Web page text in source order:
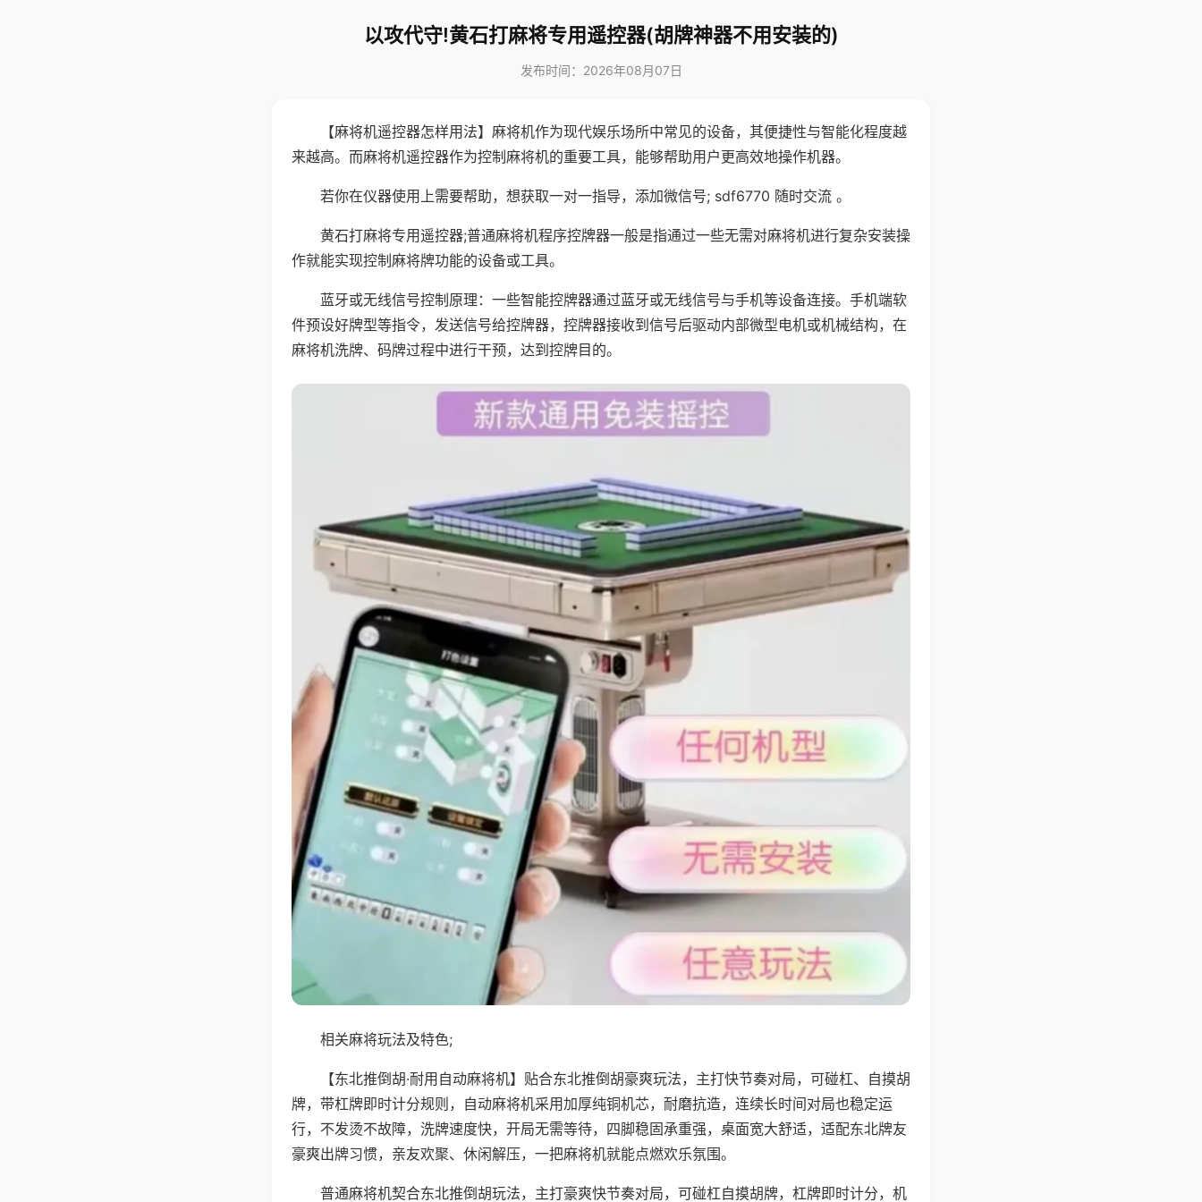
以攻代守!黄石打麻将专用遥控器(胡牌神器不用安装的)
发布时间：2026年08月07日
【麻将机遥控器怎样用法】麻将机作为现代娱乐场所中常见的设备，其便捷性与智能化程度越
来越高。而麻将机遥控器作为控制麻将机的重要工具，能够帮助用户更高效地操作机器。
若你在仪器使用上需要帮助，想获取一对一指导，添加微信号; sdf6770 随时交流 。
黄石打麻将专用遥控器;普通麻将机程序控牌器一般是指通过一些无需对麻将机进行复杂安装操
作就能实现控制麻将牌功能的设备或工具。
蓝牙或无线信号控制原理：一些智能控牌器通过蓝牙或无线信号与手机等设备连接。手机端软
件预设好牌型等指令，发送信号给控牌器，控牌器接收到信号后驱动内部微型电机或机械结构，在
麻将机洗牌、码牌过程中进行干预，达到控牌目的。
相关麻将玩法及特色;
【东北推倒胡·耐用自动麻将机】贴合东北推倒胡豪爽玩法，主打快节奏对局，可碰杠、自摸胡
牌，带杠牌即时计分规则，自动麻将机采用加厚纯铜机芯，耐磨抗造，连续长时间对局也稳定运
行，不发烫不故障，洗牌速度快，开局无需等待，四脚稳固承重强，桌面宽大舒适，适配东北牌友
豪爽出牌习惯，亲友欢聚、休闲解压，一把麻将机就能点燃欢乐氛围。
普通麻将机契合东北推倒胡玩法，主打豪爽快节奏对局，可碰杠自摸胡牌，杠牌即时计分，机